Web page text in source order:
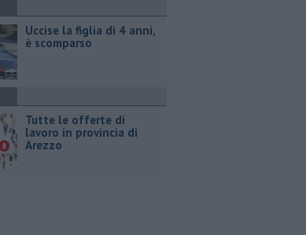
Uccise la figlia di 4 anni,
è scomparso
​Tutte le offerte di
lavoro in provincia di
Arezzo